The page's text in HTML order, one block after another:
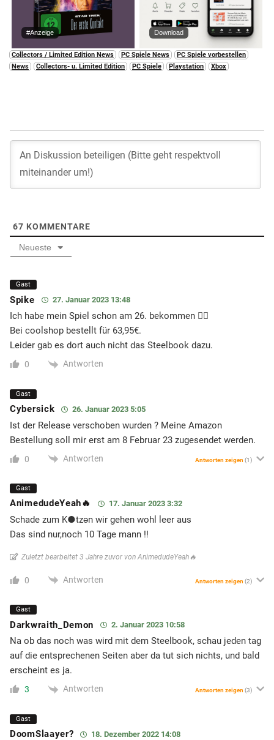
#Anzeige Download
Collectors / Limited Edition News PC Spiele News
PC Spiele vorbestellen
News
Collectors- u. Limited Edition PC Spiele Playstation Xbox
67 KOMMENTARE
Neueste
Gast
Spike 27. Januar 2023 13:48
Ich habe mein Spiel schon am 26. bekommen 👍🏻
Bei coolshop bestellt für 63,95€.
Leider gab es dort auch nicht das Steelbook dazu.
0 Antworten
Gast
Cybersick 26. Januar 2023 5:05
Ist der Release verschoben wurden ? Meine Amazon
Bestellung soll mir erst am 8 Februar 23 zugesendet werden.
0 Antworten Antworten zeigen (1)
Gast
AnimedudeYeah🔥 17. Januar 2023 3:32
Schade zum K●tzən wir gehen wohl leer aus
Das sind nur,noch 10 Tage mann !!
Zuletzt bearbeitet 3 Jahre zuvor von AnimedudeYeah🔥
0 Antworten Antworten zeigen (2)
Gast
Darkwraith_Demon 2. Januar 2023 10:58
Na ob das noch was wird mit dem Steelbook, schau jeden tag
auf die entsprechenen Seiten aber da tut sich nichts, und bald
erscheint es ja.
3 Antworten Antworten zeigen (3)
Gast
DoomSlaayer? 18. Dezember 2022 14:08